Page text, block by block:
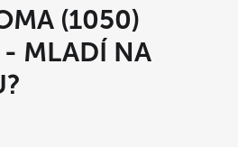
(1050)
- MLADÍ NA